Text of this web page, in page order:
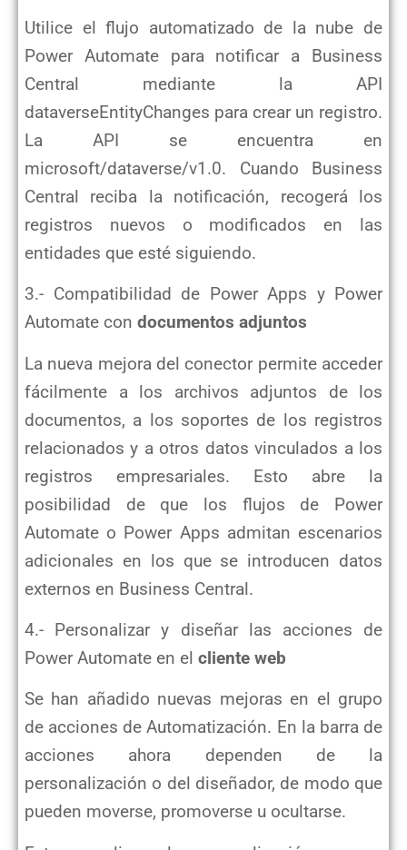
Utilice el flujo automatizado de la nube de
Power Automate para notificar a Business
Central mediante la API
dataverseEntityChanges para crear un registro.
La API se encuentra en
microsoft/dataverse/v1.0. Cuando Business
Central reciba la notificación, recogerá los
registros nuevos o modificados en las
entidades que esté siguiendo.
3.- Compatibilidad de Power Apps y Power
Automate con documentos adjuntos
La nueva mejora del conector permite acceder
fácilmente a los archivos adjuntos de los
documentos, a los soportes de los registros
relacionados y a otros datos vinculados a los
registros empresariales. Esto abre la
posibilidad de que los flujos de Power
Automate o Power Apps admitan escenarios
adicionales en los que se introducen datos
externos en Business Central.
4.- Personalizar y diseñar las acciones de
Power Automate en el cliente web
Se han añadido nuevas mejoras en el grupo
de acciones de Automatización. En la barra de
acciones ahora dependen de la
personalización o del diseñador, de modo que
pueden moverse, promoverse u ocultarse.